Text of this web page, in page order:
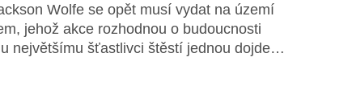
Wolfe se opět musí vydat na území
jehož akce rozhodnou o budoucnosti
největšímu šťastlivci štěstí jednou dojde…